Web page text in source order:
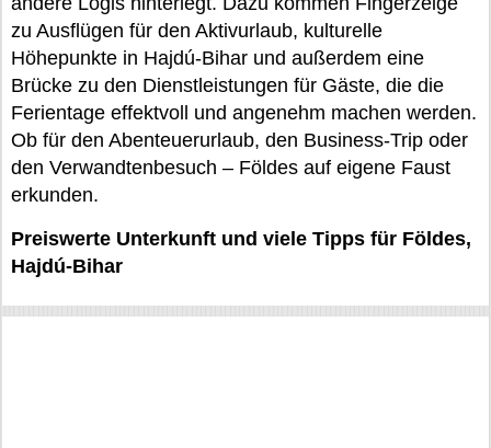
zu Ausflügen für den Aktivurlaub, kulturelle
Höhepunkte in Hajdú-Bihar und außerdem eine
Brücke zu den Dienstleistungen für Gäste, die die
Ferientage effektvoll und angenehm machen werden.
Ob für den Abenteuerurlaub, den Business-Trip oder
den Verwandtenbesuch – Földes auf eigene Faust
erkunden.
Preiswerte Unterkunft und viele Tipps für Földes,
Hajdú-Bihar